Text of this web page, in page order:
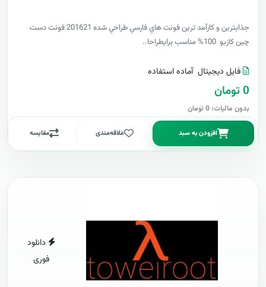
جذابترين و کارآمد ترين فونت هاي فارسي طراحي شده 201621 فونت دست
چين کازيو 100% مناسب برايطراحا..
فایل دیجیتال آماده استفاده
0 تومان
بدون مالیات: 0 تومان
افزودن به سبد علاقه‌مندی مقایسه
دانلود
فوری